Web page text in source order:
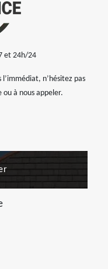
et 24h/24
l’immédiat, n’hésitez pas
à nous appeler.